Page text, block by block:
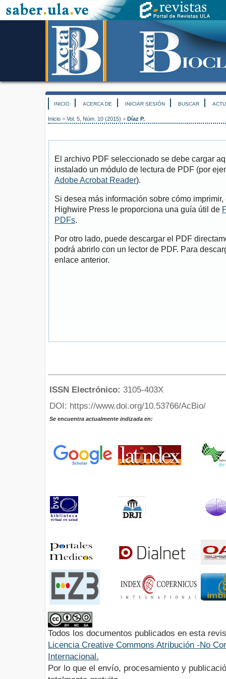
INICIO ACERCA DE INICIAR SESIÓN BUSCAR
Inicio > Vol. 5, Núm. 10 (2015) > Díaz P.
El archivo PDF seleccionado se debe cargar
instalado un módulo de lectura de PDF (por
Adobe Acrobat Reader).
Si desea más información sobre cómo
Highwire Press le proporciona una guía útil de
PDFs.
Por otro lado, puede descargar el PDF
podrá abrirlo con un lector de PDF. Para
enlace anterior.
ISSN Electrónico: 3105-403X
DOI: https://www.doi.org/10.53766/AcBio/
Se encuentra actualmente indizada en:
Todos los documentos publicados en esta
Licencia Creative Commons Atribución -No
Internacional.
Por lo que el envío, procesamiento y